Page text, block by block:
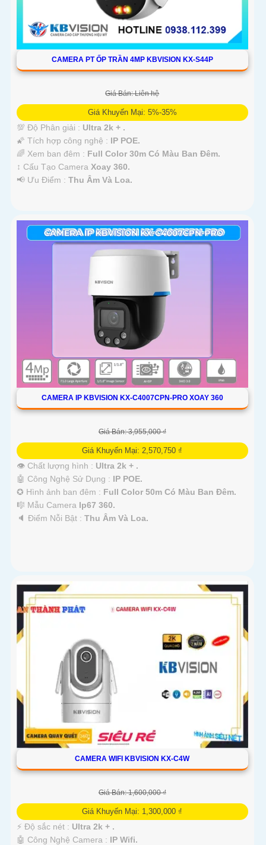
CAMERA PT ỐP TRẦN 4MP KBVISION KX-S44P
Giá Bán: Liên hệ
Giá Khuyến Mại: 5%-35%
💯 Độ Phân giải : Ultra 2k + .
🌠 Tích hợp công nghệ : IP POE.
🌈 Xem ban đêm : Full Color 30m Có Màu Ban Ðêm.
↕️ Cấu Tạo Camera Xoay 360.
️📢 Ưu Điểm : Thu Âm Và Loa.
CAMERA IP KBVISION KX-C4007CPN-PRO XOAY 360
Giá Bán: 3,955,000 ₫
Giá Khuyến Mại: 2,570,750 ₫
👁 Chất lượng hình : Ultra 2k + .
🤖️ Công Nghệ Sử Dụng : IP POE.
✪ Hình ảnh ban đêm : Full Color 50m Có Màu Ban Ðêm.
🎼️ Mẫu Camera Ip67 360.
️🔈 Điểm Nỗi Bật : Thu Âm Và Loa.
CAMERA WIFI KBVISION KX-C4W
Giá Bán: 1,600,000 ₫
Giá Khuyến Mại: 1,300,000 ₫
️⚡ Độ sắc nét : Ultra 2k + .
🤖️ Công Nghệ Camera : IP Wifi.